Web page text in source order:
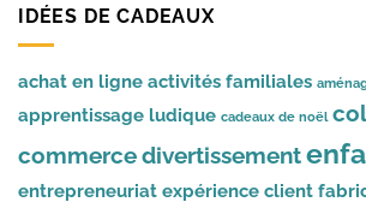
IDÉES DE CADEAUX
achat en ligne activités familiales
apprentissage ludique cadeaux de noël
commercedivertissement
entrepreneuriat expérience client